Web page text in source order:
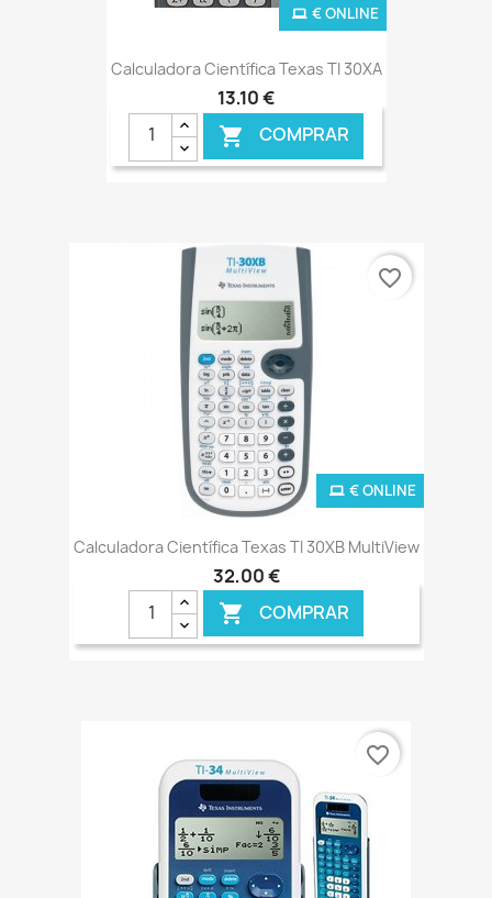
Calculadora Científica Texas TI 30XA
13,10 €
 COMPRAR
€ ONLINE
Calculadora Científica Texas TI 30XB MultiView
32,00 €
 COMPRAR
€ ONLINE
favorite_border
favorite_border